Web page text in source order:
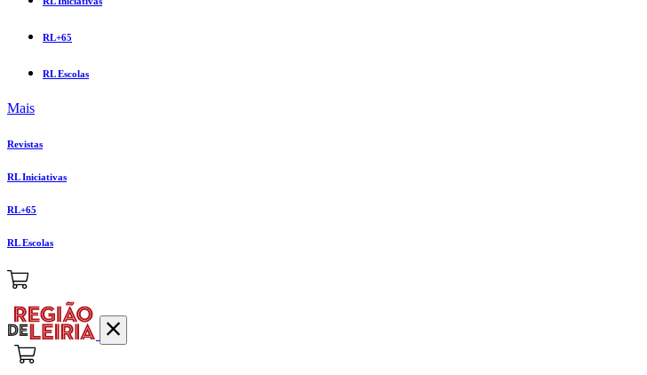
RL+65
RL Escolas
Mais
Revistas
RL Iniciativas
RL+65
RL Escolas